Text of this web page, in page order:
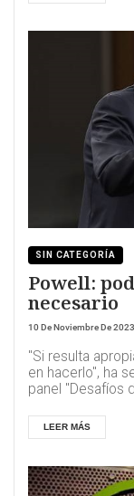
SIN CATEGORÍA
Powell:
necesario
10 De Noviembre De 2023
"Si resulta
en hacerlo", ha
panel "Desafíos
LEER MÁS